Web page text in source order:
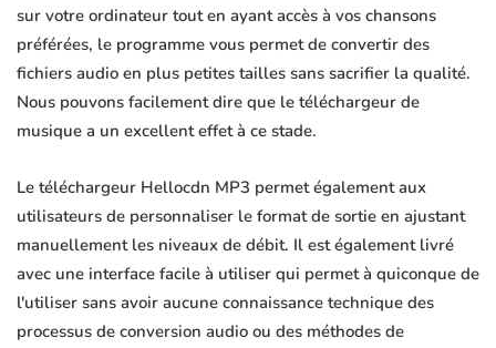
sur votre ordinateur tout en ayant accès à vos chansons
préférées, le programme vous permet de convertir des
fichiers audio en plus petites tailles sans sacrifier la qualité.
Nous pouvons facilement dire que le téléchargeur de
musique a un excellent effet à ce stade.
Le téléchargeur Hellocdn MP3 permet également aux
utilisateurs de personnaliser le format de sortie en ajustant
manuellement les niveaux de débit. Il est également livré
avec une interface facile à utiliser qui permet à quiconque de
l'utiliser sans avoir aucune connaissance technique des
processus de conversion audio ou des méthodes de